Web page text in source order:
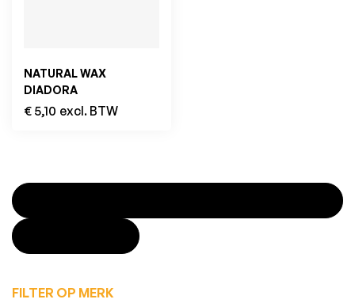
FILTER OP MERK
NATURAL WAX
DIADORA
€ 5,10 excl. BTW